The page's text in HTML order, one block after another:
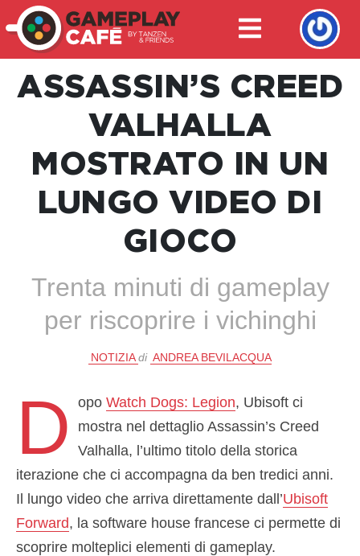
ASSASSIN’S CREED
VALHALLA
MOSTRATO IN UN
LUNGO VIDEO DI
GIOCO
Trenta minuti di gameplay
per riscoprire i vichinghi
NOTIZIA di ANDREA BEVILACQUA
D opoWatch Dogs: Legion, Ubisoft ci
mostra nel dettaglio Assassin’s Creed
Valhalla, l’ultimo titolo della storica
iterazione che ci accompagna da ben tredici anni.
Il lungo video che arriva direttamente dall’Ubisoft
Forward, la software house francese ci permette di
scoprire molteplici elementi di gameplay.